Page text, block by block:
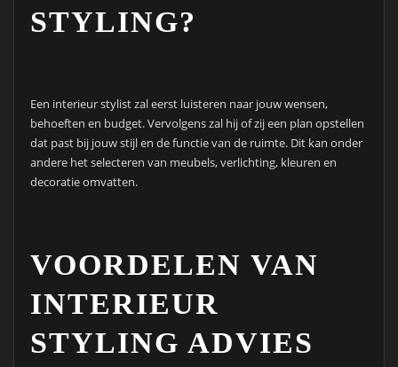
STYLING?
Een interieur stylist zal eerst luisteren naar jouw wensen,
behoeften en budget. Vervolgens zal hij of zij een plan opstellen
dat past bij jouw stijl en de functie van de ruimte. Dit kan onder
andere het selecteren van meubels, verlichting, kleuren en
decoratie omvatten.
VOORDELEN VAN
INTERIEUR
STYLING ADVIES